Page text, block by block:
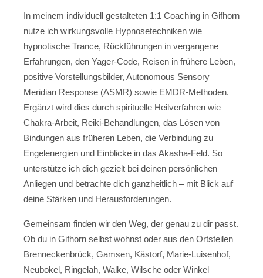
In meinem individuell gestalteten 1:1 Coaching in Gifhorn
nutze ich wirkungsvolle Hypnosetechniken wie
hypnotische Trance, Rückführungen in vergangene
Erfahrungen, den Yager-Code, Reisen in frühere Leben,
positive Vorstellungsbilder, Autonomous Sensory
Meridian Response (ASMR) sowie EMDR-Methoden.
Ergänzt wird dies durch spirituelle Heilverfahren wie
Chakra-Arbeit, Reiki-Behandlungen, das Lösen von
Bindungen aus früheren Leben, die Verbindung zu
Engelenergien und Einblicke in das Akasha-Feld. So
unterstütze ich dich gezielt bei deinen persönlichen
Anliegen und betrachte dich ganzheitlich – mit Blick auf
deine Stärken und Herausforderungen.
Gemeinsam finden wir den Weg, der genau zu dir passt.
Ob du in Gifhorn selbst wohnst oder aus den Ortsteilen
Brenneckenbrück, Gamsen, Kästorf, Marie-Luisenhof,
Neubokel, Ringelah, Walke, Wilsche oder Winkel